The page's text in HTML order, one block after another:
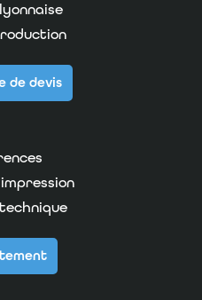
de devis